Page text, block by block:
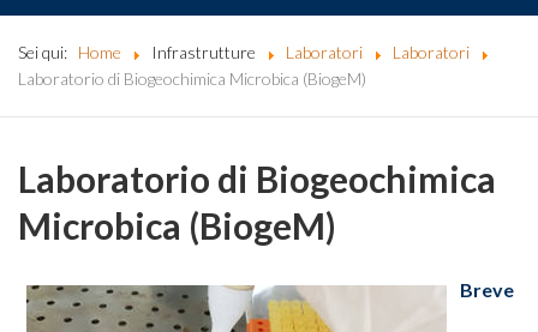
Sei qui: Home Infrastrutture Laboratori
Laboratori
Laboratorio di Biogeochimica Microbica (BiogeM)
Laboratorio di Biogeochimica
Microbica (BiogeM)
Breve